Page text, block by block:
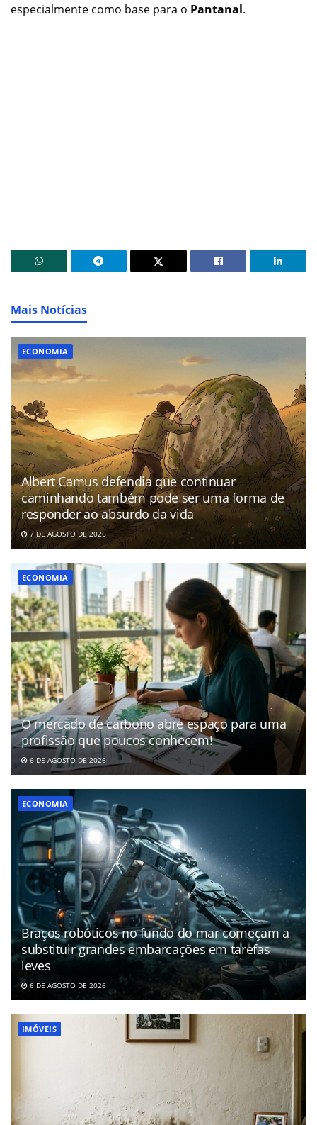
especialmente como base para o Pantanal.
Mais Notícias
ECONOMIA
Albert Camus defendia que continuar
caminhando também pode ser uma forma de
responder ao absurdo da vida
7 DE AGOSTO DE 2026
ECONOMIA
O mercado de carbono abre espaço para uma
profissão que poucos conhecem!
6 DE AGOSTO DE 2026
ECONOMIA
Braços robóticos no fundo do mar começam a
substituir grandes embarcações em tarefas
leves
6 DE AGOSTO DE 2026
IMÓVEIS